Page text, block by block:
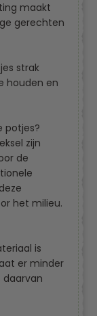
maakt
gerechten
strak
houden en
potjes?
zijn
de
het milieu.
is
er minder